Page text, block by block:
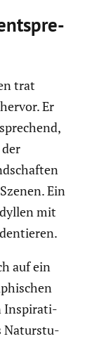
trat
Er
Ein
mit
auf ein
Inspi­ra­ti­
Natur­stu­